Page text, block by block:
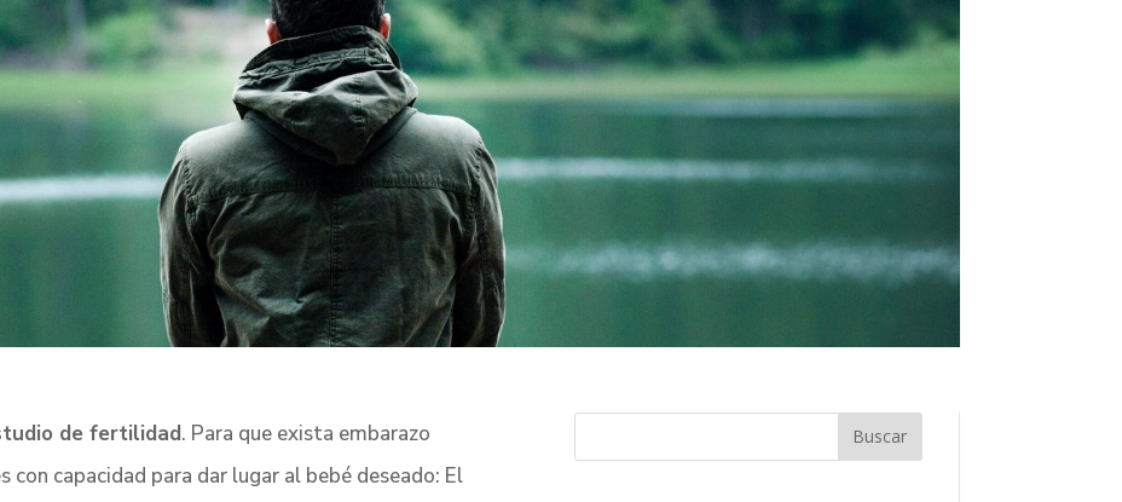
de fertilidad. Para que exista embarazo
capacidad para dar lugar al bebé deseado: El